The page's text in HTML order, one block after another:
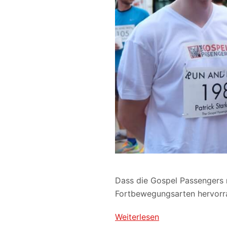
Dass die Gospel
Fortbewegungsarten
Weiterlesen